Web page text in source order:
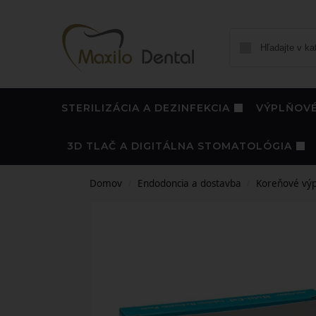
STERILIZÁCIA A DEZINFEKCIA
3D TLAČ A DIGITÁLNA STOMATOLÓGIA
Domov Endodoncia a dostavba Koreňové